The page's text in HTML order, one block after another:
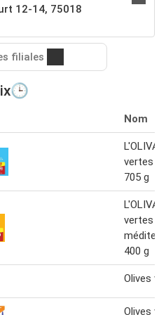
12-14, 75018
filiales
Nom
vertes
705 g
vertes à
400 g
Olives
Olives